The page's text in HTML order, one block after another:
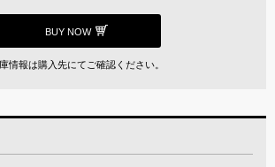
BUY NOW
情報は購入先にてご確認ください。